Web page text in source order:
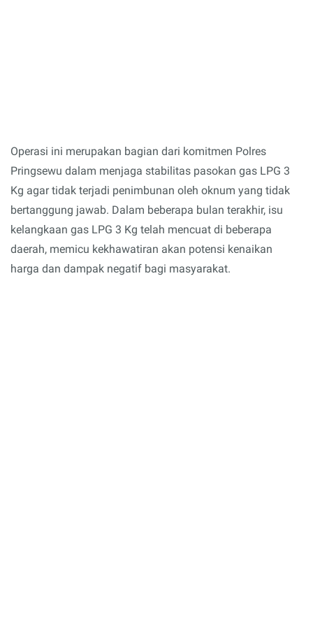
Operasi ini merupakan bagian dari komitmen Polres
Pringsewu dalam menjaga stabilitas pasokan gas LPG 3
Kg agar tidak terjadi penimbunan oleh oknum yang tidak
bertanggung jawab. Dalam beberapa bulan terakhir, isu
kelangkaan gas LPG 3 Kg telah mencuat di beberapa
daerah, memicu kekhawatiran akan potensi kenaikan
harga dan dampak negatif bagi masyarakat.